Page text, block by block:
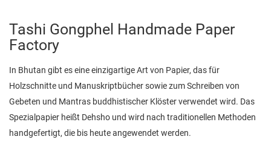
Tashi Gongphel Handmade Paper
Factory
In Bhutan gibt es eine einzigartige Art von Papier, das für
Holzschnitte und Manuskriptbücher sowie zum Schreiben von
Gebeten und Mantras buddhistischer Klöster verwendet wird. Das
Spezialpapier heißt Dehsho und wird nach traditionellen Methoden
handgefertigt, die bis heute angewendet werden.